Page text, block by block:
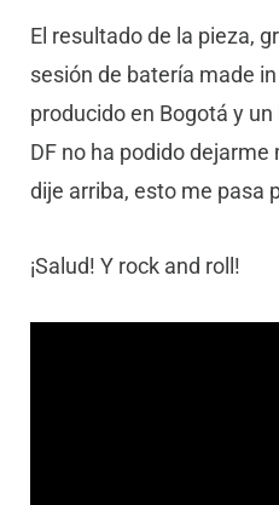
El resultado de la pieza,
sesión de batería made
producido en Bogotá y
DF no ha podido
dije arriba, esto me pasa
¡Salud! Y rock and roll!